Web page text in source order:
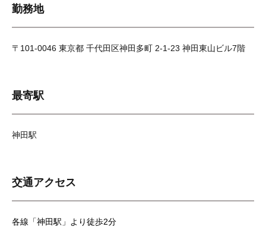
勤務地
〒101-0046 東京都 千代田区神田多町 2-1-23 神田東山ビル7階
最寄駅
神田駅
交通アクセス
各線「神田駅」より徒歩2分